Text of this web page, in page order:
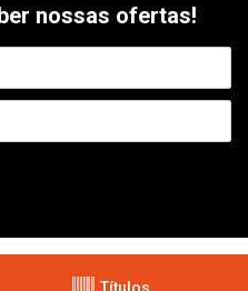
nossas ofertas!
Títulos